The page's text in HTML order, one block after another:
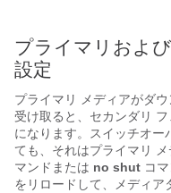
プライマリおよ
設定
プライマリ メディアがダ
受け取ると、セカンダリ
になります。スイッチオー
ても、それはプライマリ メ
マンドまたは no shut コ
をリロードして、メディア